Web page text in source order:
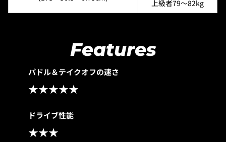
上級者79〜82kg
Features
パドル＆テイクオフの速さ
★★★★★
ドライブ性能
★★★